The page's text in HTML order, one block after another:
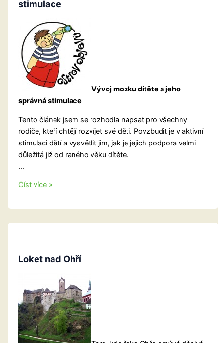
stimulace
Vývoj mozku dítěte a jeho
správná stimulace
Tento článek jsem se rozhodla napsat pro všechny
rodiče, kteří chtějí rozvíjet své děti. Povzbudit je v aktivní
stimulaci dětí a vysvětlit jim, jak je jejich podpora velmi
důležitá již od raného věku dítěte.
…
Vývoj
dítěte
stimulace
Číst více »
Loket nad Ohří